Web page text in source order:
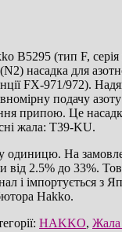
B5295 (тип F,
насадка для
FX-971/972).
подачу
припою. Це
жала: T39-KU.
одиницю. На
від 2.5% до 33%.
і імпортується з
Hakko.
HAKKO, Жала